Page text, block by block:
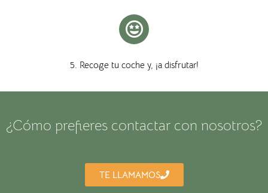
5. Recoge tu coche y, ¡a disfrutar!
¿Cómo prefieres contactar con nosotros?
TE LLAMAMOS